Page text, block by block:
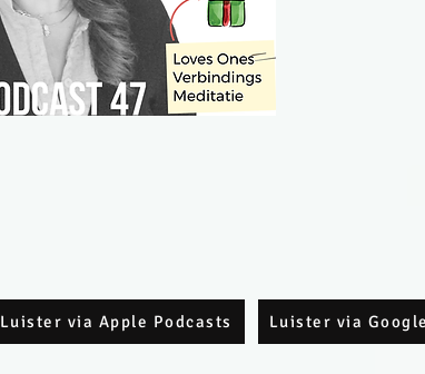
Luister via Apple Podcasts Luister via